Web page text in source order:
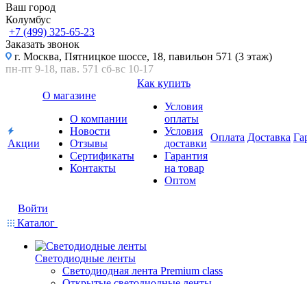
Ваш город
Колумбус
+7 (499) 325-65-23
Заказать звонок
г. Москва, Пятницкое шоссе, 18, павильон 571 (3 этаж)
пн-пт 9-18, пав. 571 сб-вс 10-17
Акции
О магазине
О компании
Новости
Отзывы
Сертификаты
Контакты
Как купить
Условия
оплаты
Условия
доставки
Гарантия
на товар
Оптом
Оплата Доставка
Войти
Каталог
Светодиодные ленты
Светодиодная лента Premium class